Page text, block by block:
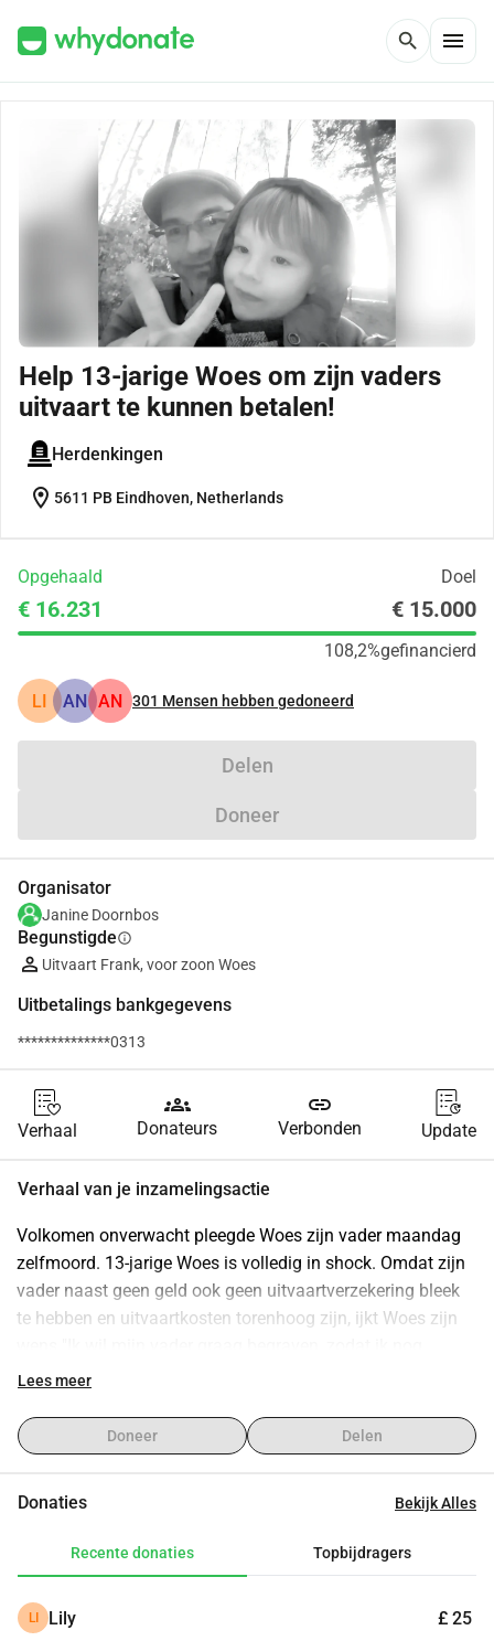
search menu
Help 13-jarige Woes om zijn vaders
uitvaart te kunnen betalen!
Herdenkingen
location_on 5611 PB Eindhoven, Netherlands
Opgehaald Doel
€ 16.231 € 15.000
108,2%gefinancierd
LI AN AN 301 Mensen hebben gedoneerd
Delen
Doneer
Organisator
Janine Doornbos
Begunstigdeinfo
Uitvaart Frank, voor zoon Woes
Uitbetalings bankgegevens
**************0313
Verhaal
groups
Donateurs
link
Verbonden Update
Verhaal van je inzamelingsactie
Volkomen onverwacht pleegde Woes zijn vader maandag
zelfmoord. 13-jarige Woes is volledig in shock. Omdat zijn
vader naast geen geld ook geen uitvaartverzekering bleek
te hebben en uitvaartkosten torenhoog zijn, ijkt Woes zijn
regelmatig naar hem toe kan" in het gedrang te komen. Er is
minimaal 15.000 Euro nodig om Woes zijn wens uit te laten
komen. Wie helpt hem om dit voor elkaar te krijgen? Onze
Lees meer
Doneer Delen
Donaties Bekijk Alles
Recente donaties Topbijdragers
LI Lily £ 25